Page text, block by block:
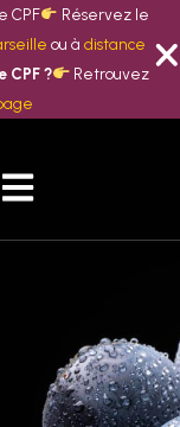
CPF
Réservez le
ou àdistance
CPF ?
Retrouvez